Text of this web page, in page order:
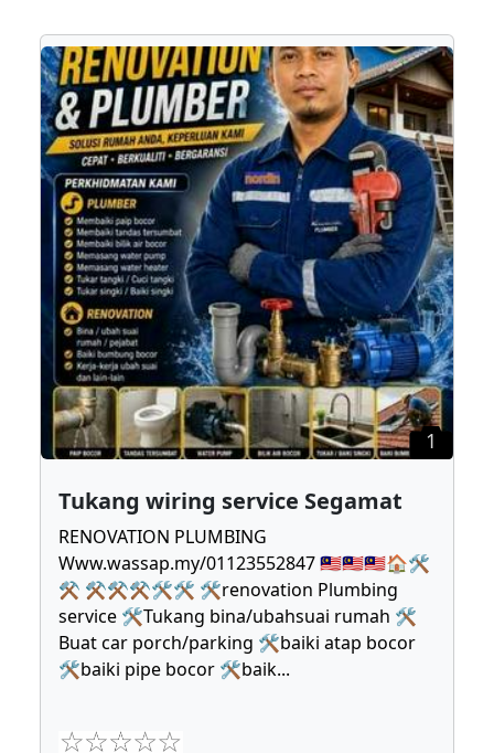
1
Tukang wiring service Segamat
RENOVATION PLUMBING
Www.wassap.my/01123552847 🇲🇾🇲🇾🇲🇾🏠🛠
⚒ ⚒⚒⚒🛠🛠 🛠renovation Plumbing
service 🛠Tukang bina/ubahsuai rumah 🛠
Buat car porch/parking 🛠baiki atap bocor
🛠baiki pipe bocor 🛠baik...